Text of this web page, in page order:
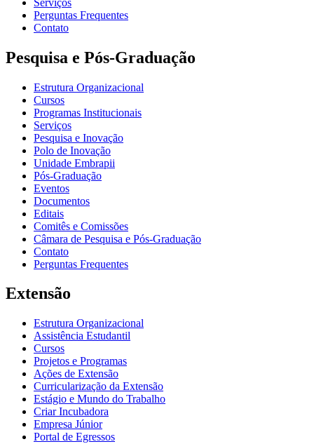
Perguntas Frequentes
Contato
Pesquisa e Pós-Graduação
Estrutura Organizacional
Cursos
Programas Institucionais
Serviços
Pesquisa e Inovação
Polo de Inovação
Unidade Embrapii
Pós-Graduação
Eventos
Documentos
Editais
Comitês e Comissões
Câmara de Pesquisa e Pós-Graduação
Contato
Perguntas Frequentes
Extensão
Estrutura Organizacional
Assistência Estudantil
Cursos
Projetos e Programas
Ações de Extensão
Curricularização da Extensão
Estágio e Mundo do Trabalho
Criar Incubadora
Empresa Júnior
Portal de Egressos